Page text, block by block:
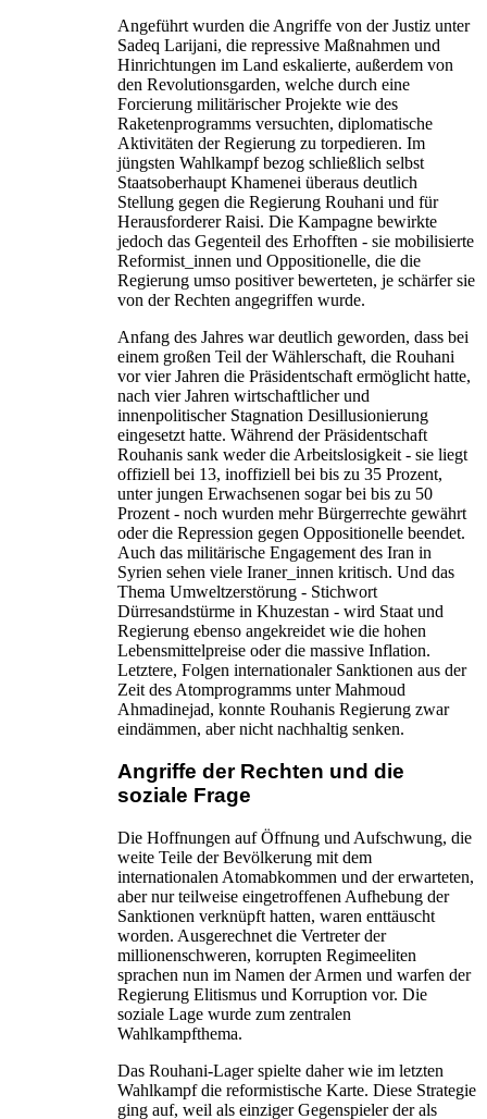
Angeführt wurden die Angriffe von der Justiz unter
Sadeq Larijani, die repressive Maßnahmen und
Hinrichtungen im Land eskalierte, außerdem von
den Revolutionsgarden, welche durch eine
Forcierung militärischer Projekte wie des
Raketenprogramms versuchten, diplomatische
Aktivitäten der Regierung zu torpedieren. Im
jüngsten Wahlkampf bezog schließlich selbst
Staatsoberhaupt Khamenei überaus deutlich
Stellung gegen die Regierung Rouhani und für
Herausforderer Raisi. Die Kampagne bewirkte
jedoch das Gegenteil des Erhofften - sie mobilisierte
Reformist_innen und Oppositionelle, die die
Regierung umso positiver bewerteten, je schärfer sie
von der Rechten angegriffen wurde.
Anfang des Jahres war deutlich geworden, dass bei
einem großen Teil der Wählerschaft, die Rouhani
vor vier Jahren die Präsidentschaft ermöglicht hatte,
nach vier Jahren wirtschaftlicher und
innenpolitischer Stagnation Desillusionierung
eingesetzt hatte. Während der Präsidentschaft
Rouhanis sank weder die Arbeitslosigkeit - sie liegt
offiziell bei 13, inoffiziell bei bis zu 35 Prozent,
unter jungen Erwachsenen sogar bei bis zu 50
Prozent - noch wurden mehr Bürgerrechte gewährt
oder die Repression gegen Oppositionelle beendet.
Auch das militärische Engagement des Iran in
Syrien sehen viele Iraner_innen kritisch. Und das
Thema Umweltzerstörung - Stichwort
Dürresandstürme in Khuzestan - wird Staat und
Regierung ebenso angekreidet wie die hohen
Lebensmittelpreise oder die massive Inflation.
Letztere, Folgen internationaler Sanktionen aus der
Zeit des Atomprogramms unter Mahmoud
Ahmadinejad, konnte Rouhanis Regierung zwar
eindämmen, aber nicht nachhaltig senken.
Angriffe der Rechten und die
soziale Frage
Die Hoffnungen auf Öffnung und Aufschwung, die
weite Teile der Bevölkerung mit dem
internationalen Atomabkommen und der erwarteten,
aber nur teilweise eingetroffenen Aufhebung der
Sanktionen verknüpft hatten, waren enttäuscht
worden. Ausgerechnet die Vertreter der
millionenschweren, korrupten Regimeeliten
sprachen nun im Namen der Armen und warfen der
Regierung Elitismus und Korruption vor. Die
soziale Lage wurde zum zentralen
Wahlkampfthema.
Das Rouhani-Lager spielte daher wie im letzten
Wahlkampf die reformistische Karte. Diese Strategie
ging auf, weil als einziger Gegenspieler der als